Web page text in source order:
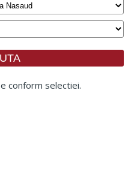
conform selectiei.